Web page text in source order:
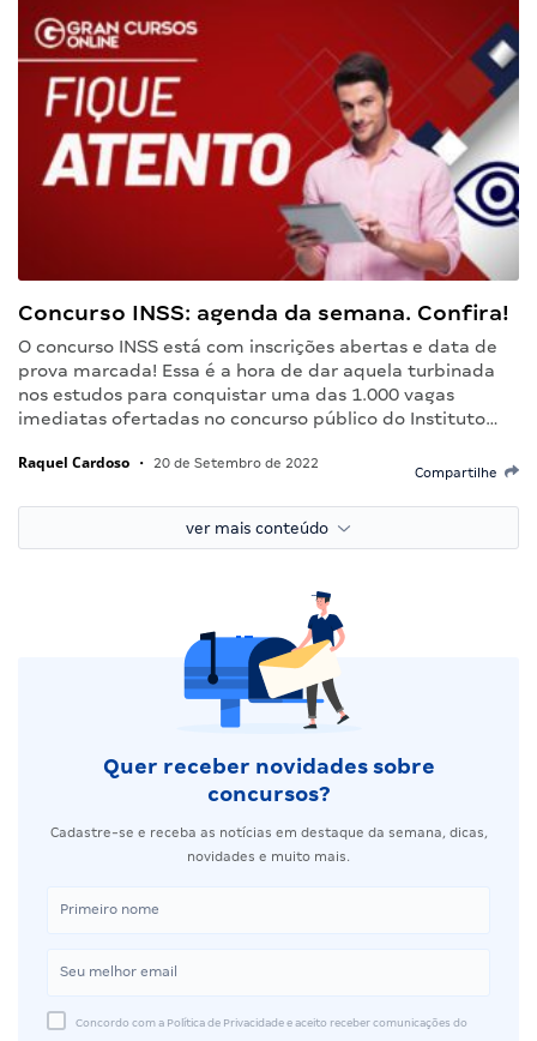
Concurso INSS: agenda da semana. Confira!
O concurso INSS está com inscrições abertas e data de
prova marcada! Essa é a hora de dar aquela turbinada
nos estudos para conquistar uma das 1.000 vagas
imediatas ofertadas no concurso público do Instituto…
Raquel Cardoso • 20 de Setembro de 2022
Compartilhe
ver mais conteúdo
Quer receber novidades sobre
concursos?
Cadastre-se e receba as notícias em destaque da semana, dicas,
novidades e muito mais.
Concordo com a Política de Privacidade e aceito receber comunicações do